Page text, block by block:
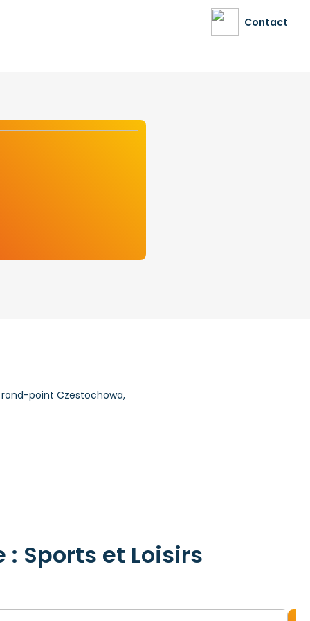
Contact
rond-point Czestochowa,
Sports et Loisirs